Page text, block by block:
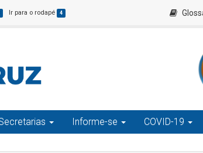
Ir para o rodapé 4
Informe-se COVID-19